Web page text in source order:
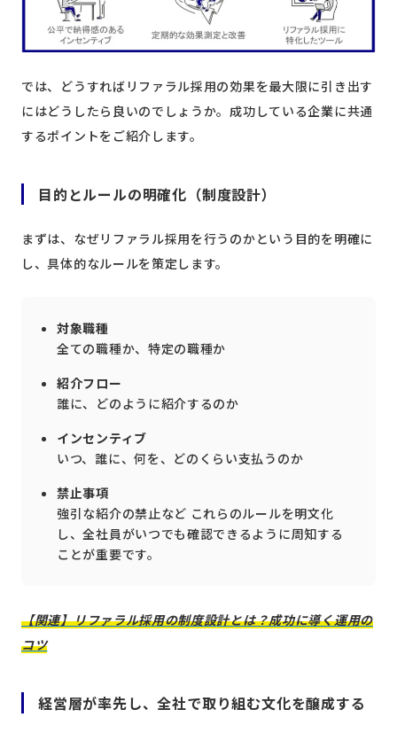
では、どうすればリファラル採用の効果を最大限に引き出す
にはどうしたら良いのでしょうか。成功している企業に共通
するポイントをご紹介します。
目的とルールの明確化（制度設計）
まずは、なぜリファラル採用を行うのかという目的を明確に
し、具体的なルールを策定します。
対象職種
全ての職種か、特定の職種か
紹介フロー
誰に、どのように紹介するのか
インセンティブ
いつ、誰に、何を、どのくらい支払うのか
禁止事項
強引な紹介の禁止など これらのルールを明文化
し、全社員がいつでも確認できるように周知する
ことが重要です。
【関連】リファラル採用の制度設計とは？成功に導く運用の
コツ
経営層が率先し、全社で取り組む文化を醸成する